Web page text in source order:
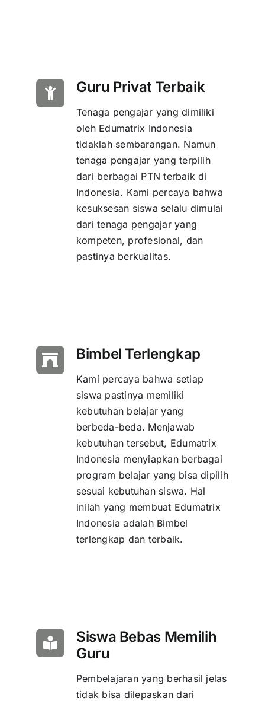
Guru Privat Terbaik
Tenaga pengajar yang dimiliki
oleh Edumatrix Indonesia
tidaklah sembarangan. Namun
tenaga pengajar yang terpilih
dari berbagai PTN terbaik di
Indonesia. Kami percaya bahwa
kesuksesan siswa selalu dimulai
dari tenaga pengajar yang
kompeten, profesional, dan
pastinya berkualitas.
Bimbel Terlengkap
Kami percaya bahwa setiap
siswa pastinya memiliki
kebutuhan belajar yang
berbeda-beda. Menjawab
kebutuhan tersebut, Edumatrix
Indonesia menyiapkan berbagai
program belajar yang bisa dipilih
sesuai kebutuhan siswa. Hal
inilah yang membuat Edumatrix
Indonesia adalah Bimbel
terlengkap dan terbaik.
Siswa Bebas Memilih
Guru
Pembelajaran yang berhasil jelas
tidak bisa dilepaskan dari